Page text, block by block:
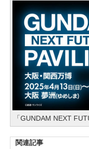
「GUNDAM NEXT
関連記事